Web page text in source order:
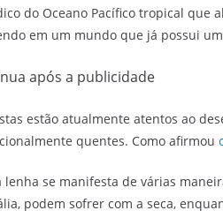
do Oceano Pacífico tropical que
em um mundo que já possui
após a publicidade
estão atualmente atentos ao
quentes. Como afirmou
lenha se manifesta de várias
podem sofrer com a seca,